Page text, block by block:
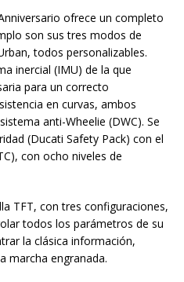
ofrece un completo
son sus tres modos de
todos personalizables.
inercial (IMU) de la que
para un correcto
en curvas, ambos
anti-Wheelie (DWC). Se
(Ducati Safety Pack) con el
con ocho niveles de
TFT, con tres configuraciones,
todos los parámetros de su
la clásica información,
marcha engranada.